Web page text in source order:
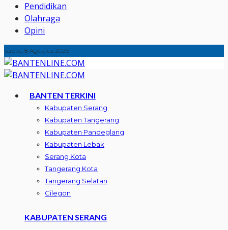
Pendidikan
Olahraga
Opini
Sabtu, 8 Agustus 2026
BANTEN TERKINI
Kabupaten Serang
Kabupaten Tangerang
Kabupaten Pandeglang
Kabupaten Lebak
Serang Kota
Tangerang Kota
Tangerang Selatan
Cilegon
KABUPATEN SERANG